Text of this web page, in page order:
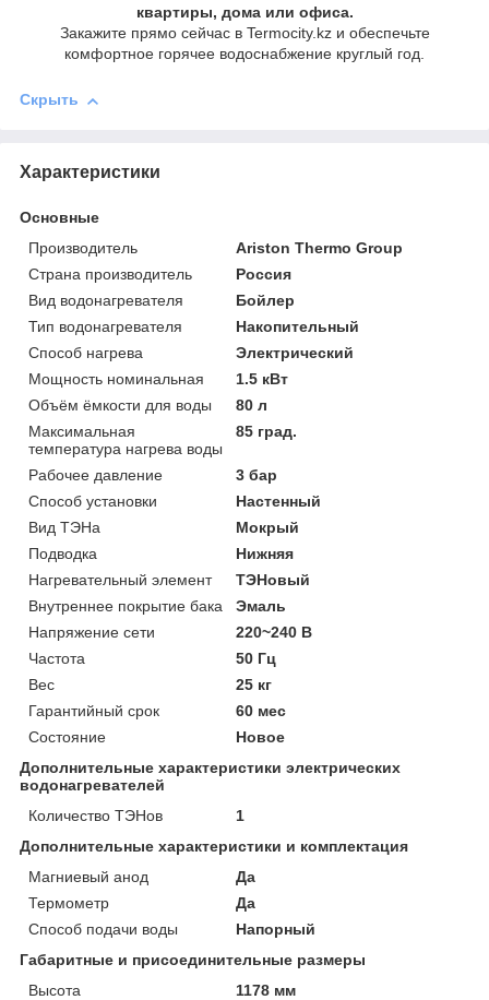
квартиры, дома или офиса.
Закажите прямо сейчас в Termocity.kz и обеспечьте
комфортное горячее водоснабжение круглый год.
Скрыть
Характеристики
Основные
Производитель
Ariston Thermo Group
Страна производитель
Россия
Вид водонагревателя
Бойлер
Тип водонагревателя
Накопительный
Способ нагрева
Электрический
Мощность номинальная
1.5 кВт
Объём ёмкости для воды
80 л
Максимальная
температура нагрева воды
85 град.
Рабочее давление
3 бар
Способ установки
Настенный
Вид ТЭНа
Мокрый
Подводка
Нижняя
Нагревательный элемент
ТЭНовый
Внутреннее покрытие бака
Эмаль
Напряжение сети
220~240 В
Частота
50 Гц
Вес
25 кг
Гарантийный срок
60 мес
Состояние
Новое
Дополнительные характеристики электрических
водонагревателей
Количество ТЭНов
1
Дополнительные характеристики и комплектация
Магниевый анод
Да
Термометр
Да
Способ подачи воды
Напорный
Габаритные и присоединительные размеры
Высота
1178 мм